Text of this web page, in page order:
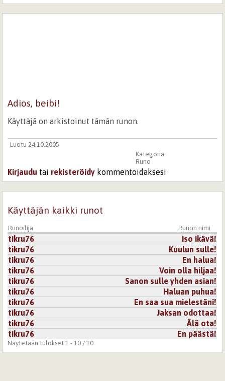
Adios, beibi!
Käyttäjä on arkistoinut tämän runon.
Luotu 24.10.2005
Kategoria:
Runo
Kirjaudu tai rekisteröidy kommentoidaksesi
Käyttäjän kaikki runot
Runoilija Runon nimi
tikru76
Iso ikävä!
tikru76
Kuulun sulle!
tikru76
En halua!
tikru76
Voin olla hiljaa!
tikru76
Sanon sulle yhden asian!
tikru76
Haluan puhua!
tikru76
En saa sua mielestäni!
tikru76
Jaksan odottaa!
tikru76
Älä ota!
tikru76
En päästä!
Näytetään tulokset 1 - 10 / 10